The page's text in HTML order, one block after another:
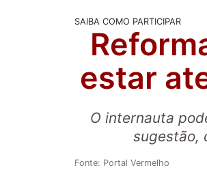
SAIBA COMO PARTICIPAR
estar
O internauta
sugestão,
Fonte: Portal Vermelho